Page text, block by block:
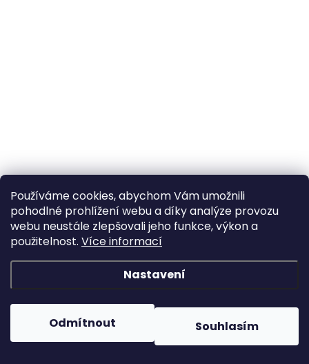
Používáme cookies, abychom Vám umožnili
pohodlné prohlížení webu a díky analýze provozu
webu neustále zlepšovali jeho funkce, výkon a
použitelnost. Více informací
Nastavení
Odmítnout Souhlasím